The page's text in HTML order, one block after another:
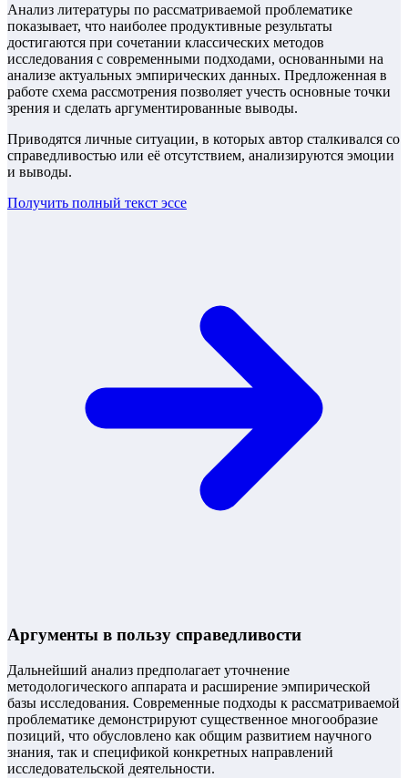
Анализ литературы по рассматриваемой проблематике
показывает, что наиболее продуктивные результаты
достигаются при сочетании классических методов
исследования с современными подходами, основанными на
анализе актуальных эмпирических данных. Предложенная в
работе схема рассмотрения позволяет учесть основные точки
зрения и сделать аргументированные выводы.
Приводятся личные ситуации, в которых автор сталкивался со
справедливостью или её отсутствием, анализируются эмоции
и выводы.
Получить полный текст эссе
Аргументы в пользу справедливости
Дальнейший анализ предполагает уточнение
методологического аппарата и расширение эмпирической
базы исследования. Современные подходы к рассматриваемой
проблематике демонстрируют существенное многообразие
позиций, что обусловлено как общим развитием научного
знания, так и спецификой конкретных направлений
исследовательской деятельности.